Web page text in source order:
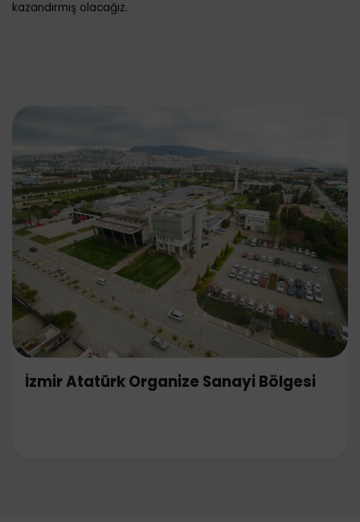
kazandırmış olacağız.
İzmir Atatürk Organize Sanayi Bölgesi